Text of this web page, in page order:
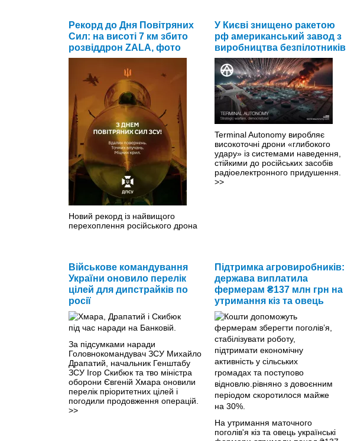
Рекорд до Дня Повітряних
Сил: на висоті 7 км збито
розвіддрон ZALA, фото
Новий рекорд із найвищого
перехоплення російського дрона
У Києві знищено ракетою
рф американський завод з
виробництва безпілотників
Terminal Autonomy виробляє
високоточні дрони «глибокого
удару» із системами наведення,
стійкими до російських засобів
радіоелектронного придушення.
>>
Військове командування
України оновило перелік
цілей для дипстрайків по
росії
За підсумками наради
Головнокомандувач ЗСУ Михайло
Драпатий, начальник Генштабу
ЗСУ Ігор Скибюк та тво міністра
оборони Євгеній Хмара оновили
перелік пріоритетних цілей і
погодили продовження операцій.
>>
Підтримка агровиробників:
держава виплатила
фермерам ₴137 млн грн на
утримання кіз та овець
На утримання маточного
поголів'я кіз та овець українські